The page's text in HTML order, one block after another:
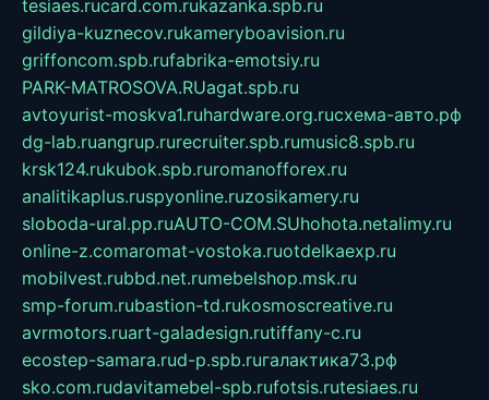
tesiaes.rucard.com.rukazanka.spb.ru
gildiya-kuznecov.rukameryboavision.ru
griffoncom.spb.rufabrika-emotsiy.ru
PARK-MATROSOVA.RUagat.spb.ru
avtoyurist-moskva1.ruhardware.org.ruсхема-авто.рф
dg-lab.ruangrup.rurecruiter.spb.rumusic8.spb.ru
krsk124.rukubok.spb.ruromanofforex.ru
analitikaplus.ruspyonline.ruzosikamery.ru
sloboda-ural.pp.ruAUTO-COM.SUhohota.netalimy.ru
online-z.comaromat-vostoka.ruotdelkaexp.ru
mobilvest.rubbd.net.rumebelshop.msk.ru
smp-forum.rubastion-td.rukosmoscreative.ru
avrmotors.ruart-galadesign.rutiffany-c.ru
ecostep-samara.rud-p.spb.ruгалактика73.рф
sko.com.rudavitamebel-spb.rufotsis.rutesiaes.ru